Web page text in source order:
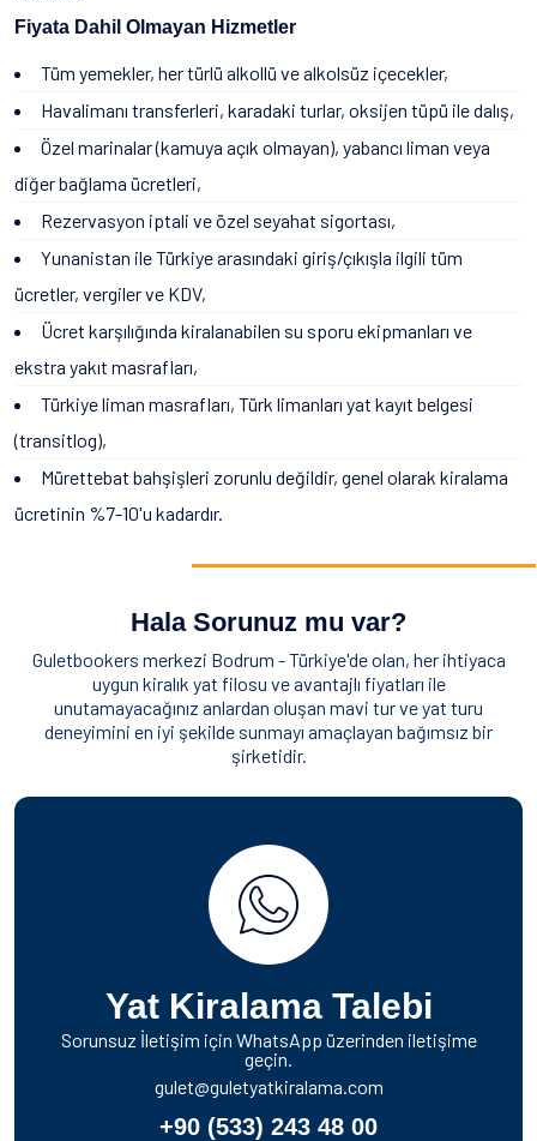
Fiyata Dahil Olmayan Hizmetler
Tüm yemekler, her türlü alkollü ve alkolsüz içecekler,
Havalimanı transferleri, karadaki turlar, oksijen tüpü ile dalış,
Özel marinalar (kamuya açık olmayan), yabancı liman veya
diğer bağlama ücretleri,
Rezervasyon iptali ve özel seyahat sigortası,
Yunanistan ile Türkiye arasındaki giriş/çıkışla ilgili tüm
ücretler, vergiler ve KDV,
Ücret karşılığında kiralanabilen su sporu ekipmanları ve
ekstra yakıt masrafları,
Türkiye liman masrafları, Türk limanları yat kayıt belgesi
(transitlog),
Mürettebat bahşişleri zorunlu değildir, genel olarak kiralama
ücretinin %7-10'u kadardır.
Hala Sorunuz mu var?
Guletbookers merkezi Bodrum - Türkiye'de olan, her ihtiyaca
uygun kiralık yat filosu ve avantajlı fiyatları ile
unutamayacağınız anlardan oluşan mavi tur ve yat turu
deneyimini en iyi şekilde sunmayı amaçlayan bağımsız bir
şirketidir.
Yat Kiralama Talebi
Sorunsuz İletişim için WhatsApp üzerinden iletişime
geçin.
gulet@guletyatkiralama.com
+90 (533) 243 48 00